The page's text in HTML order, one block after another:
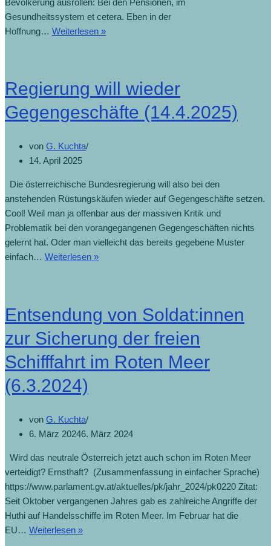
Gesundheitssystem et cetera. Eben in der
Hoffnung… Weiterlesen »Reform
(3.5.2025)
Regierung will wieder
Gegengeschäfte (14.4.2025)
von G. Kuchta
14. April 2025
Die österreichische Bundesregierung will also bei den
anstehenden Rüstungskäufen wieder auf Gegengeschäfte setzen.
Cool! Weil man ja offenbar aus der massiven Kritik und
Problematik bei den vorangegangenen Gegengeschäften nichts
gelernt hat. Oder man vielleicht das bereits gegebene Muster
einfach… Weiterlesen »Regierung
(14.4.2025)
Entsendung von Soldat:innen
zur Sicherung der freien
Schifffahrt im Roten Meer
(6.3.2024)
von G. Kuchta
6. März 20246. März 2024
Wird das neutrale Österreich jetzt auch schon im Roten Meer
verteidigt? Ernsthaft? (Zusammenfassung in einfacher Sprache)
https://www.parlament.gv.at/aktuelles/pk/jahr_2024/pk0220 Zitat:
Seit Oktober vergangenen Jahres gab es zahlreiche Angriffe der
Huthi auf Handelsschiffe im Roten Meer. Im Februar hat die
EU… Weiterlesen »Entsendung